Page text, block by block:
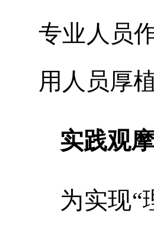
专业人员
用人员厚
实践观
为实现“